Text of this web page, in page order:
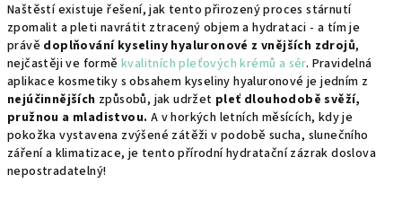
Naštěstí existuje řešení, jak tento přirozený proces stárnutí
zpomalit a pleti navrátit ztracený objem a hydrataci - a tím je
právě doplňování kyseliny hyaluronové z vnějších zdrojů,
nejčastěji ve forměkvalitních pleťových krémů a sér. Pravidelná
aplikace kosmetiky s obsahem kyseliny hyaluronové je jedním z
nejúčinnějších způsobů, jak udržet pleť dlouhodobě svěží,
pružnou a mladistvou. A v horkých letních měsících, kdy je
pokožka vystavena zvýšené zátěži v podobě sucha, slunečního
záření a klimatizace, je tento přírodní hydratační zázrak doslova
nepostradatelný!